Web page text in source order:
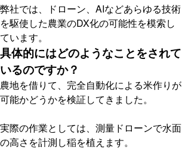
弊社では、ドローン、AIなどあらゆる技術
を駆使した農業のDX化の可能性を模索し
ています。
具体的にはどのようなことをされて
いるのですか？
農地を借りて、完全自動化による米作りが
可能かどうかを検証してきました。
実際の作業としては、測量ドローンで水面
の高さを計測し稲を植えます。